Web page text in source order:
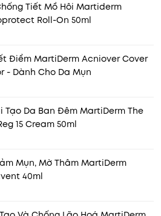
Tiết Mồ Hôi Martiderm
Roll-On 50ml
Điểm MartiDerm Acniover Cover
- Dành Cho Da Mụn
Tạo Da Ban Đêm MartiDerm The
15 Cream 50ml
Mụn, Mờ Thâm MartiDerm
40ml